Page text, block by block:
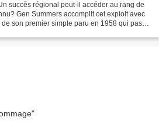
succès régional peut-il accéder au rang de
Gen Summers accomplit cet exploit avec
son premier simple paru en 1958 qui passa